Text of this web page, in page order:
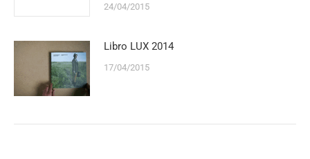
24/04/2015
Libro LUX 2014
17/04/2015